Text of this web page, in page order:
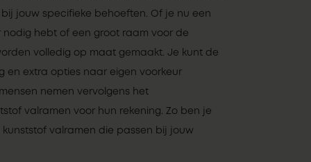
jouw specifieke behoeften. Of je nu een
hebt of een groot raam voor de
volledig op maat gemaakt. Je kunt de
en extra opties naar eigen voorkeur
nemen vervolgens het
valramen voor hun rekening. Zo ben je
valramen die passen bij jouw